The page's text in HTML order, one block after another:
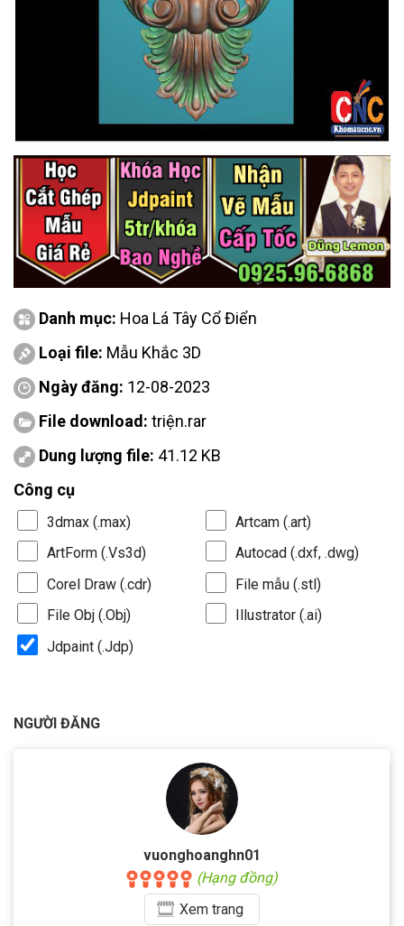
Danh mục: Hoa Lá Tây Cổ Điển
Loại file: Mẫu Khắc 3D
Ngày đăng: 12-08-2023
File download: triện.rar
Dung lượng file: 41.12 KB
Công cụ
3dmax (.max)
Artcam (.art)
ArtForm (.Vs3d)
Autocad (.dxf, .dwg)
Corel Draw (.cdr)
File mẫu (.stl)
File Obj (.Obj)
Illustrator (.ai)
Jdpaint (.Jdp)
NGƯỜI ĐĂNG
vuonghoanghn01
(Hạng đồng)
Xemtrang